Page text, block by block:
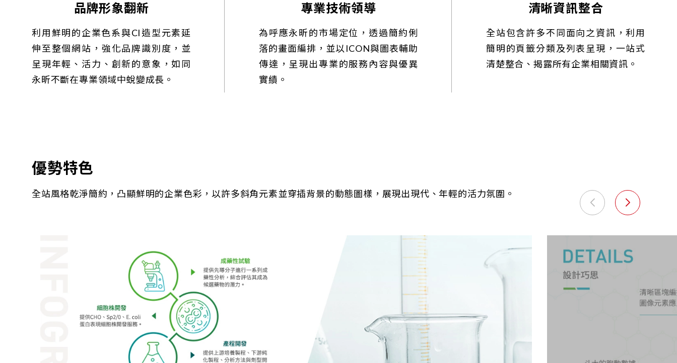
品牌形象翻新
利用鮮明的企業色系與CI造型元素延
伸至整個網站，強化品牌識別度，並
呈現年輕、活力、創新的意象，如同
永昕不斷在專業領域中蛻變成長。
專業技術領導
為呼應永昕的市場定位，透過簡約俐
落的畫面編排，並以ICON與圖表輔助
傳達，呈現出專業的服務內容與優異
實績。
清晰資訊整合
全站包含許多不同面向之資訊，利用
簡明的頁籤分類及列表呈現，一站式
清楚整合、揭露所有企業相關資訊。
優勢特色
全站風格乾淨簡約，凸顯鮮明的企業色彩，以許多斜角元素並穿插背景的動態圖樣，展現出現代、年輕的活力氛圍。